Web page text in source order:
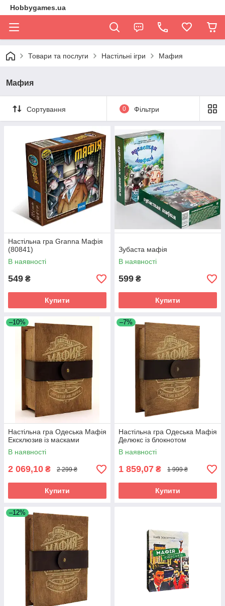
Hobbygames.ua
Товари та послуги Настільні ігри Мафия
Мафия
Сортування 0 Фільтри
Настільна гра Granna Мафія
(80841)
В наявності
549 ₴
Купити
Зубаста мафія
В наявності
599 ₴
Купити
–10%
Настільна гра Одеська Мафія
Ексклюзив із масками
В наявності
2 069,10 ₴ 2 299 ₴
Купити
–7%
Настільна гра Одеська Мафія
Делюкс із блокнотом
В наявності
1 859,07 ₴ 1 999 ₴
Купити
–12%